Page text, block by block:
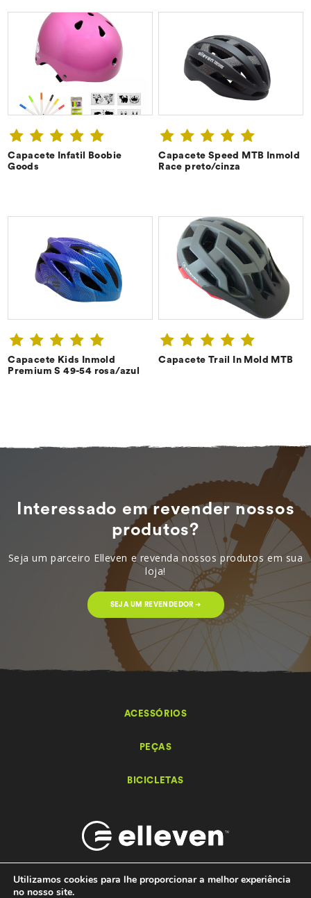
Capacete Infatil Boobie
Goods
CONFIRA ➔
Capacete Speed MTB Inmold
Race preto/cinza
CONFIRA ➔
Capacete Kids Inmold
Premium S 49-54 rosa/azul
Capacete Trail In Mold MTB
Interessado em revender nossos
produtos?
Seja um parceiro Elleven e revenda nossos produtos em sua
loja!
SEJA UM REVENDEDOR ➔
ACESSÓRIOS
PEÇAS
BICICLETAS
Utilizamos cookies para lhe proporcionar a melhor experiência
no nosso site.